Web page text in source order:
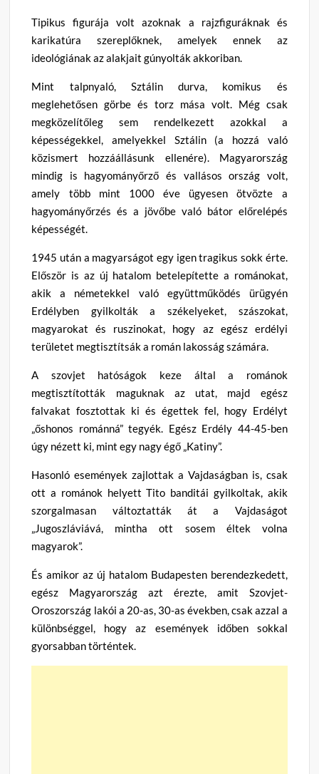
Tipikus figurája volt azoknak a rajzfiguráknak és
karikatúra szereplőknek, amelyek ennek az
ideológiának az alakjait gúnyolták akkoriban.
Mint talpnyaló, Sztálin durva, komikus és
meglehetősen görbe és torz mása volt. Még csak
megközelítőleg sem rendelkezett azokkal a
képességekkel, amelyekkel Sztálin (a hozzá való
közismert hozzáállásunk ellenére). Magyarország
mindig is hagyományőrző és vallásos ország volt,
amely több mint 1000 éve ügyesen ötvözte a
hagyományőrzés és a jövőbe való bátor előrelépés
képességét.
1945 után a magyarságot egy igen tragikus sokk érte.
Először is az új hatalom betelepítette a románokat,
akik a németekkel való együttműködés ürügyén
Erdélyben gyilkolták a székelyeket, szászokat,
magyarokat és ruszinokat, hogy az egész erdélyi
területet megtisztítsák a román lakosság számára.
A szovjet hatóságok keze által a románok
megtisztították maguknak az utat, majd egész
falvakat fosztottak ki és égettek fel, hogy Erdélyt
„őshonos románná” tegyék. Egész Erdély 44-45-ben
úgy nézett ki, mint egy nagy égő „Katiny”.
Hasonló események zajlottak a Vajdaságban is, csak
ott a románok helyett Tito banditái gyilkoltak, akik
szorgalmasan változtatták át a Vajdaságot
„Jugoszláviává, mintha ott sosem éltek volna
magyarok”.
És amikor az új hatalom Budapesten berendezkedett,
egész Magyarország azt érezte, amit Szovjet-
Oroszország lakói a 20-as, 30-as években, csak azzal a
különbséggel, hogy az események időben sokkal
gyorsabban történtek.